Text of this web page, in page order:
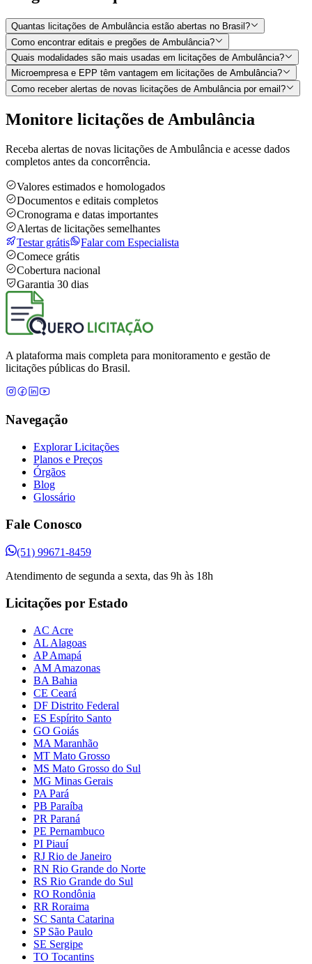
Quantas licitações de Ambulância estão abertas no Brasil?
Como encontrar editais e pregões de Ambulância?
Quais modalidades são mais usadas em licitações de Ambulância?
Microempresa e EPP têm vantagem em licitações de Ambulância?
Como receber alertas de novas licitações de Ambulância por email?
Monitore licitações de Ambulância
Receba alertas de novas licitações de Ambulância e acesse dados
completos antes da concorrência.
Valores estimados e homologados
Documentos e editais completos
Cronograma e datas importantes
Alertas de licitações semelhantes
Testar grátis
Falar com Especialista
Comece grátis
Cobertura nacional
Garantia 30 dias
A plataforma mais completa para monitoramento e gestão de
licitações públicas do Brasil.
Navegação
Explorar Licitações
Planos e Preços
Órgãos
Blog
Glossário
Fale Conosco
(51) 99671-8459
Atendimento de segunda a sexta, das 9h às 18h
Licitações por Estado
AC Acre
AL Alagoas
AP Amapá
AM Amazonas
BA Bahia
CE Ceará
DF Distrito Federal
ES Espírito Santo
GO Goiás
MA Maranhão
MT Mato Grosso
MS Mato Grosso do Sul
MG Minas Gerais
PA Pará
PB Paraíba
PR Paraná
PE Pernambuco
PI Piauí
RJ Rio de Janeiro
RN Rio Grande do Norte
RS Rio Grande do Sul
RO Rondônia
RR Roraima
SC Santa Catarina
SP São Paulo
SE Sergipe
TO Tocantins